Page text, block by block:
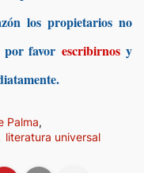
los propietarios no
por favor escribirnos y
Palma
literatura universal